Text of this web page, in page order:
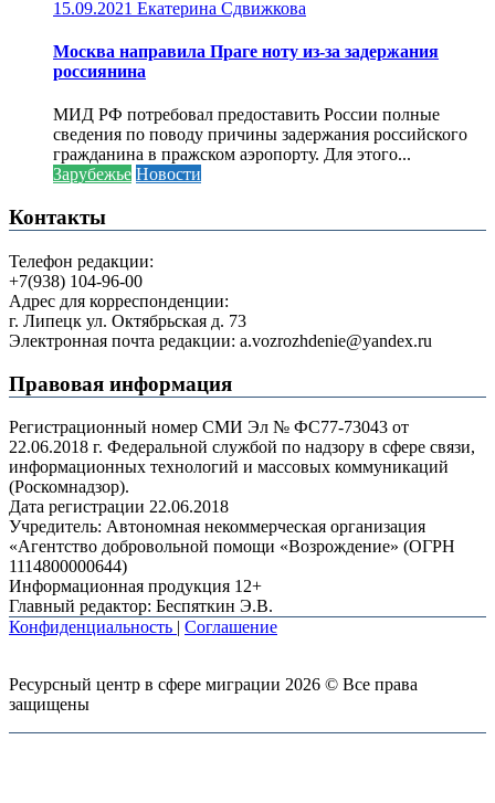
15.09.2021 Екатерина Сдвижкова
Москва направила Праге ноту из-за задержания
россиянина
МИД РФ потребовал предоставить России полные
сведения по поводу причины задержания российского
гражданина в пражском аэропорту. Для этого...
Зарубежье Новости
Контакты
Телефон редакции:
+7(938) 104-96-00
Адрес для корреспонденции:
г. Липецк ул. Октябрьская д. 73
Электронная почта редакции: a.vozrozhdenie@yandex.ru
Правовая информация
Регистрационный номер СМИ Эл № ФС77-73043 от
22.06.2018 г. Федеральной службой по надзору в сфере связи,
информационных технологий и массовых коммуникаций
(Роскомнадзор).
Дата регистрации 22.06.2018
Учредитель: Автономная некоммерческая организация
«Агентство добровольной помощи «Возрождение» (ОГРН
1114800000644)
Информационная продукция 12+
Главный редактор: Беспяткин Э.В.
Конфиденциальность | Соглашение
Ресурсный центр в сфере миграции 2026 © Все права
защищены